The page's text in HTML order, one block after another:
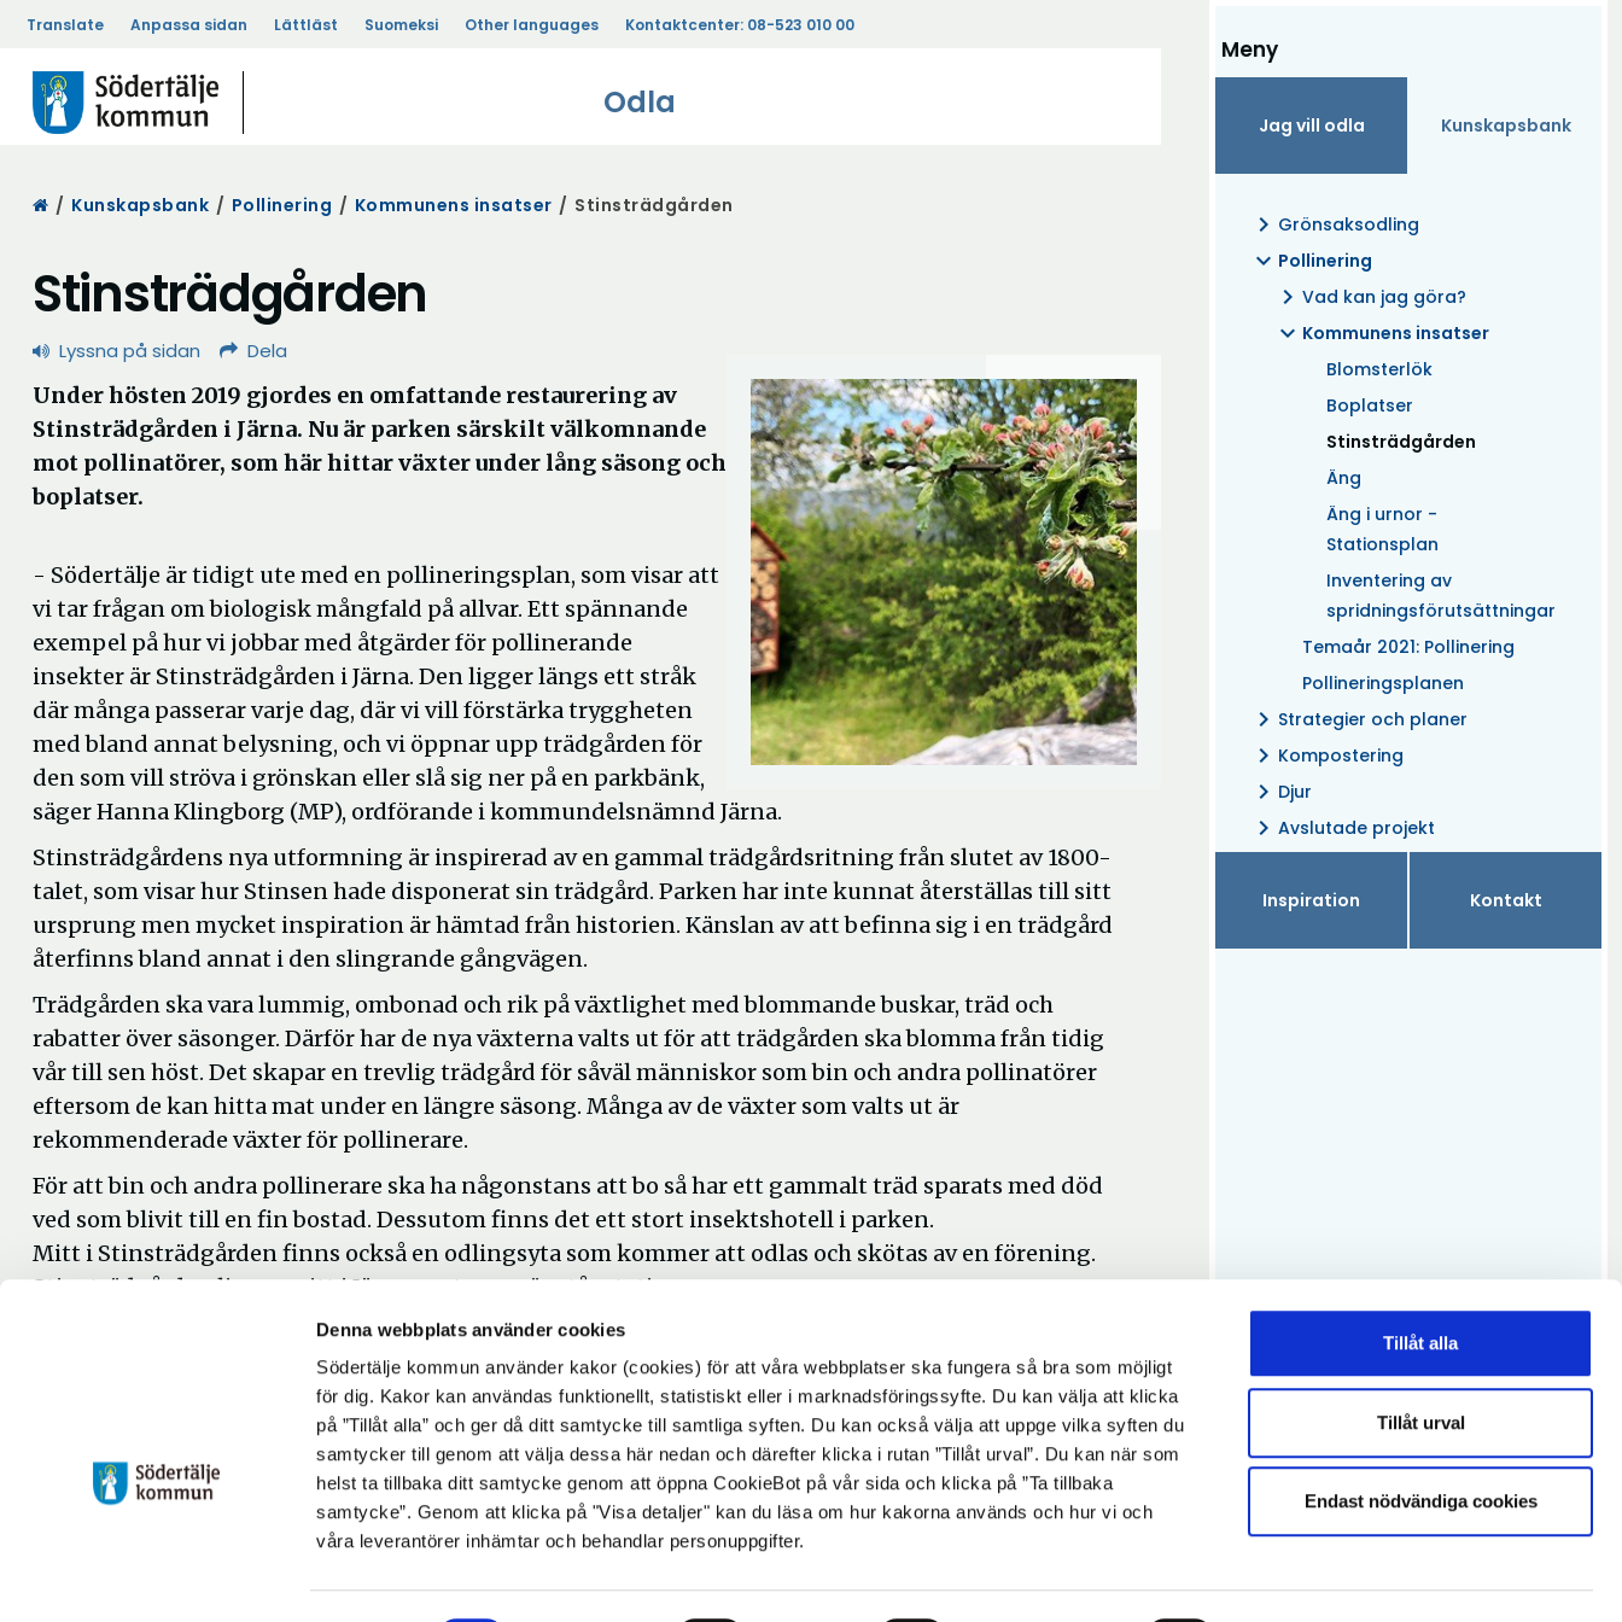
Denna webbplats använder cookies
Södertälje kommun använder kakor (cookies) för att våra webbplatser ska fungera så bra som möjligt
för dig. Kakor kan användas funktionellt, statistiskt eller i marknadsföringssyfte. Du kan välja att klicka
på ”Tillåt alla” och ger då ditt samtycke till samtliga syften. Du kan också välja att uppge vilka syften du
samtycker till genom att välja dessa här nedan och därefter klicka i rutan ”Tillåt urval”. Du kan när som
helst ta tillbaka ditt samtycke genom att öppna CookieBot på vår sida och klicka på ”Ta tillbaka
samtycke”. Genom att klicka på "Visa detaljer" kan du läsa om hur kakorna används och hur vi och
våra leverantörer inhämtar och behandlar personuppgifter.
Tillåt alla
Tillåt urval
Endast nödvändiga cookies
Translate Anpassa sidan Lättläst Suomeksi Other languages Kontaktcenter: 08-523 010 00
Odla
Meny
Jag vill odla Kunskapsbank
chevron_right Grönsaksodling
expand_more Pollinering
chevron_right Vad kan jag göra?
expand_more Kommunens insatser
Blomsterlök
Boplatser
Stinsträdgården
(Aktuell)
Äng
Äng i urnor -
Stationsplan
Inventering av
spridningsförutsättningar
Temaår 2021: Pollinering
Pollineringsplanen
chevron_right Strategier och planer
chevron_right Kompostering
chevron_right Djur
chevron_right Avslutade projekt
Inspiration Kontakt
Start
/ Kunskapsbank / Pollinering / Kommunens insatser / Stinsträdgården
Stinsträdgården
Lyssna på sidan Dela
Under hösten 2019 gjordes en omfattande restaurering av
Stinsträdgården i Järna. Nu är parken särskilt välkomnande
mot pollinatörer, som här hittar växter under lång säsong och
boplatser.
- Södertälje är tidigt ute med en pollineringsplan, som visar att
vi tar frågan om biologisk mångfald på allvar. Ett spännande
exempel på hur vi jobbar med åtgärder för pollinerande
insekter är Stinsträdgården i Järna. Den ligger längs ett stråk
där många passerar varje dag, där vi vill förstärka tryggheten
med bland annat belysning, och vi öppnar upp trädgården för
den som vill ströva i grönskan eller slå sig ner på en parkbänk,
säger Hanna Klingborg (MP), ordförande i kommundelsnämnd Järna.
Stinsträdgårdens nya utformning är inspirerad av en gammal trädgårdsritning från slutet av 1800-
talet, som visar hur Stinsen hade disponerat sin trädgård. Parken har inte kunnat återställas till sitt
ursprung men mycket inspiration är hämtad från historien. Känslan av att befinna sig i en trädgård
återfinns bland annat i den slingrande gångvägen.
Trädgården ska vara lummig, ombonad och rik på växtlighet med blommande buskar, träd och
rabatter över säsonger. Därför har de nya växterna valts ut för att trädgården ska blomma från tidig
vår till sen höst. Det skapar en trevlig trädgård för såväl människor som bin och andra pollinatörer
eftersom de kan hitta mat under en längre säsong. Många av de växter som valts ut är
rekommenderade växter för pollinerare.
För att bin och andra pollinerare ska ha någonstans att bo så har ett gammalt träd sparats med död
ved som blivit till en fin bostad. Dessutom finns det ett stort insektshotell i parken.
Mitt i Stinsträdgården finns också en odlingsyta som kommer att odlas och skötas av en förening.
Stinsträdgården ligger mitt i Järna centrum nära tågstationen.
- Än så länge är det nyplanterat, men jag hoppas många kommer förbi under sommaren i takt med
att blommorna slår ut. Stinsträdgården ska vara en pollineringspark där både insekter och
människor ska trivas! säger Hanna Klingborg.
Uppdaterad: 2024-06-10
Blev du hjälpt av informationen på den här sidan?